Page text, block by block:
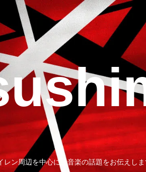
ン周辺を中心に、音楽の話題をお伝えし